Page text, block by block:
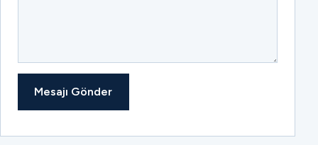
Mesajı Gönder